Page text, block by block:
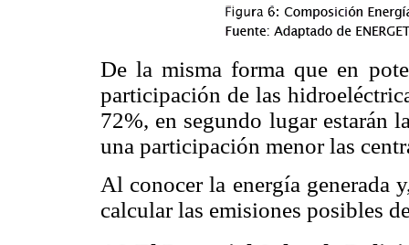
De la misma forma que en
participación de las
72%, en segundo lugar estarán
una participación menor las
Al conocer la energía generada
calcular las emisiones posibles